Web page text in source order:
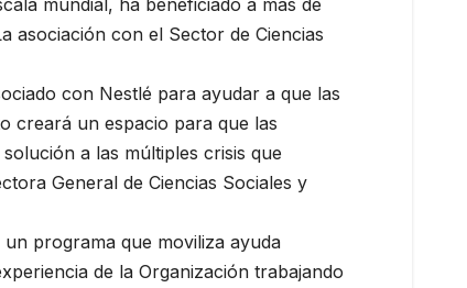
asociación con el Sector de Ciencias
con Nestlé para ayudar a que las
creará un espacio para que las
a las múltiples crisis que
General de Ciencias Sociales y
programa que moviliza ayuda
de la Organización trabajando